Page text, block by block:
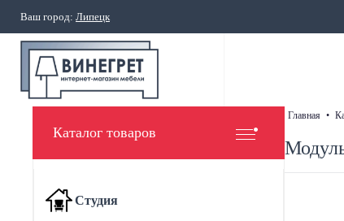
Ваш город: Липецк
Каталог товаров
Студия
главная •